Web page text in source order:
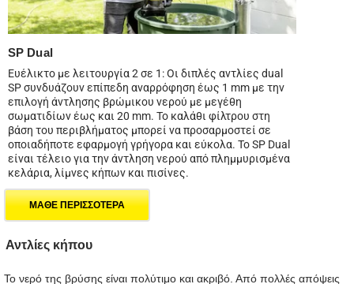
SP Dual
Ευέλικτο με λειτουργία 2 σε 1: Οι διπλές αντλίες dual
SP συνδυάζουν επίπεδη αναρρόφηση έως 1 mm με την
επιλογή άντλησης βρώμικου νερού με μεγέθη
σωματιδίων έως και 20 mm. Το καλάθι φίλτρου στη
βάση του περιβλήματος μπορεί να προσαρμοστεί σε
οποιαδήποτε εφαρμογή γρήγορα και εύκολα. Το SP Dual
είναι τέλειο για την άντληση νερού από πλημμυρισμένα
κελάρια, λίμνες κήπων και πισίνες.
ΜΑΘΕ ΠΕΡΙΣΣΟΤΕΡΑ
Αντλίες κήπου
Το νερό της βρύσης είναι πολύτιμο και ακριβό. Από πολλές απόψεις